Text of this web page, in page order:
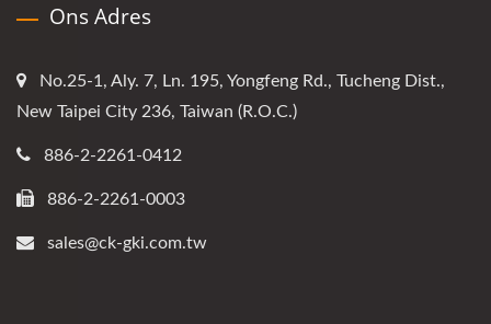
Ons Adres
No.25-1, Aly. 7, Ln. 195, Yongfeng Rd., Tucheng Dist.,
New Taipei City 236, Taiwan (R.O.C.)
886-2-2261-0412
886-2-2261-0003
sales@ck-gki.com.tw